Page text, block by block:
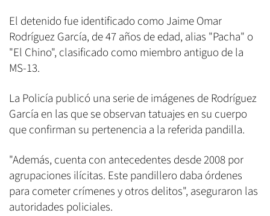
El detenido fue identificado como Jaime Omar
Rodríguez García, de 47 años de edad, alias "Pacha" o
"El Chino", clasificado como miembro antiguo de la
MS-13.
La Policía publicó una serie de imágenes de Rodríguez
García en las que se observan tatuajes en su cuerpo
que confirman su pertenencia a la referida pandilla.
"Además, cuenta con antecedentes desde 2008 por
agrupaciones ilícitas. Este pandillero daba órdenes
para cometer crímenes y otros delitos", aseguraron las
autoridades policiales.